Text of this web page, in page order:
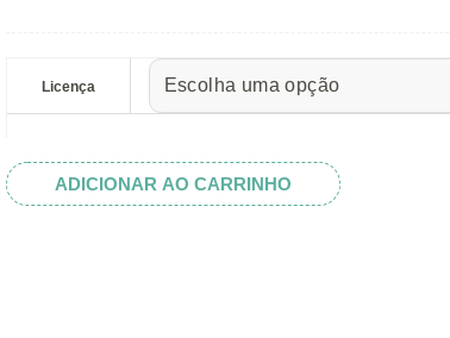
através
R$ 32.82
Licença
ADICIONAR AO CARRINHO